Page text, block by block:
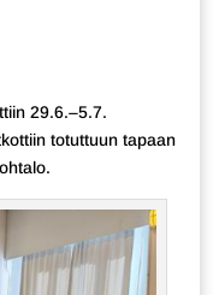
29.6.–5.7.
totuttuun tapaan